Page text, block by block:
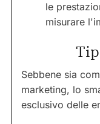
le
misurare
Sebbene sia
marketing, lo
esclusivo delle